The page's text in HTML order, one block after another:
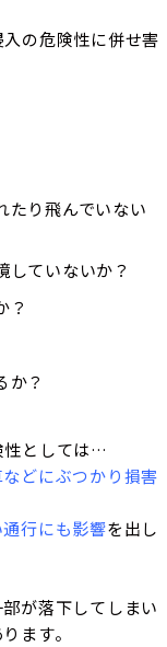
の危険性に併せ害
たり飛んでいない
していないか？
？
か？
性としては…
どにぶつかり損害
行にも影響を出し
が落下してしまい
ます。